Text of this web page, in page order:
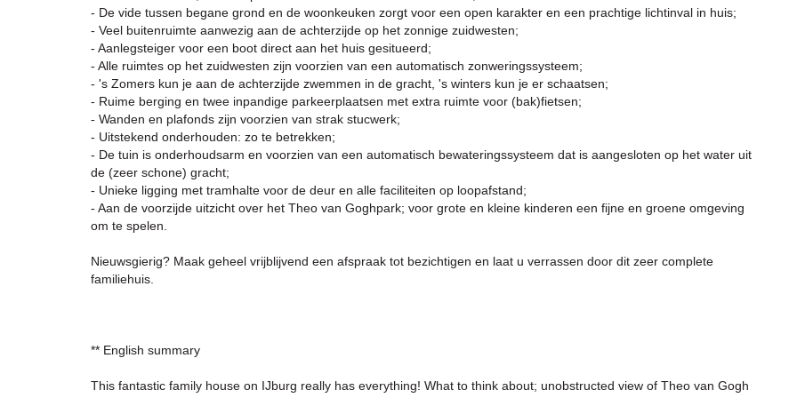
- De vide tussen begane grond en de woonkeuken zorgt voor een open karakter en een prachtige lichtinval in huis;
- Veel buitenruimte aanwezig aan de achterzijde op het zonnige zuidwesten;
- Aanlegsteiger voor een boot direct aan het huis gesitueerd;
- Alle ruimtes op het zuidwesten zijn voorzien van een automatisch zonweringssysteem;
- 's Zomers kun je aan de achterzijde zwemmen in de gracht, 's winters kun je er schaatsen;
- Ruime berging en twee inpandige parkeerplaatsen met extra ruimte voor (bak)fietsen;
- Wanden en plafonds zijn voorzien van strak stucwerk;
- Uitstekend onderhouden: zo te betrekken;
- De tuin is onderhoudsarm en voorzien van een automatisch bewateringssysteem dat is aangesloten op het water uit
de (zeer schone) gracht;
- Unieke ligging met tramhalte voor de deur en alle faciliteiten op loopafstand;
- Aan de voorzijde uitzicht over het Theo van Goghpark; voor grote en kleine kinderen een fijne en groene omgeving
om te spelen.
Nieuwsgierig? Maak geheel vrijblijvend een afspraak tot bezichtigen en laat u verrassen door dit zeer complete
familiehuis.
** English summary
This fantastic family house on IJburg really has everything! What to think about; unobstructed view of Theo van Gogh